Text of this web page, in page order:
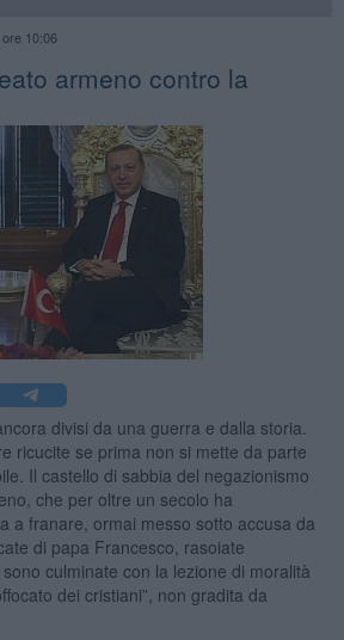
ore 10:06
armeno contro la
divisi da una guerra e dalla storia.
ricucite se prima non si mette da parte
Il castello di sabbia del negazionismo
che per oltre un secolo ha
a franare, ormai messo sotto accusa da
di papa Francesco, rasoiate
culminate con la lezione di moralità
dei cristiani”, non gradita da